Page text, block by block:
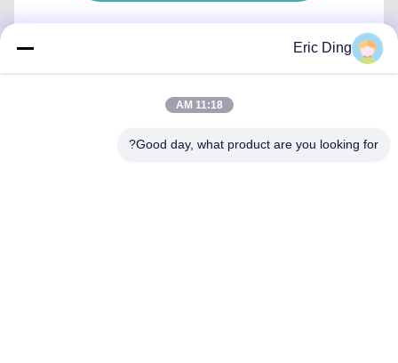
Eric Ding
11:18 AM
Good day, what product are you looking for?